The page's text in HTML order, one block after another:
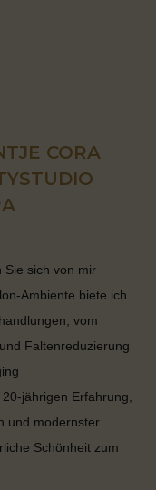
CORA
Sie sich von mir
Ambiente biete ich
vom
Faltenreduzierung
jährigen Erfahrung,
und modernster
Schönheit zum